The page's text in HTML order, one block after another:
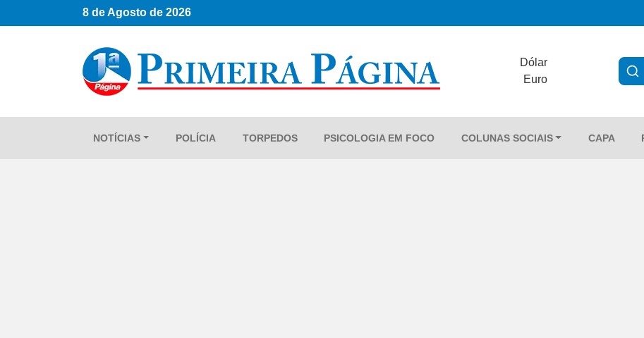
8 de Agosto de 2026
Dólar
Euro
NOTÍCIAS POLÍCIA TORPEDOS PSICOLOGIA EM FOCO COLUNAS SOCIAIS CAPA